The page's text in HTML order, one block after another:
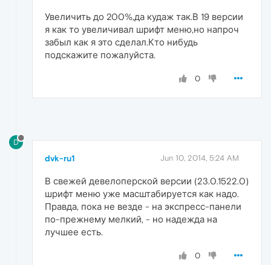
Увеличить до 200%,да кудаж так.В 19 версии
я как то увеличивал шрифт меню,но напроч
забыл как я это сделал.Кто нибудь
подскажите пожалуйста.
0
D
dvk-ru1 Jun 10, 2014, 5:24 AM
В свежей девелоперской версии (23.0.1522.0)
шрифт меню уже масштабируется как надо.
Правда, пока не везде - на экспресс-панели
по-прежнему мелкий, - но надежда на
лучшее есть.
0